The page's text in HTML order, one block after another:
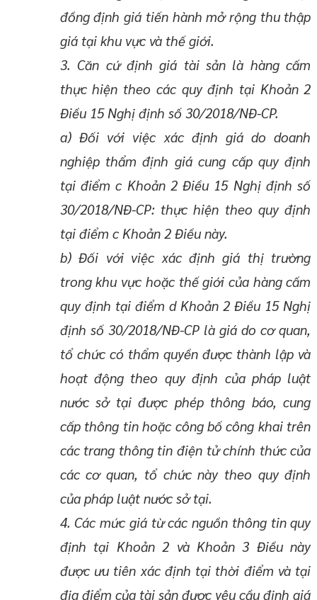
đồng định giá tiến hành mở rộng thu thập
giá tại khu vực và thế giới.
3. Căn cứ định giá tài sản là hàng cấm
thực hiện theo các quy định tại Khoản 2
Điều 15 Nghị định số 30/2018/NĐ-CP.
a) Đối với việc xác định giá do doanh
nghiệp thẩm định giá cung cấp quy định
tại điểm c Khoản 2 Điều 15 Nghị định số
30/2018/NĐ-CP: thực hiện theo quy định
tại điểm c Khoản 2 Điều này.
b) Đối với việc xác định giá thị trường
trong khu vực hoặc thế giới của hàng cấm
quy định tại điểm d Khoản 2 Điều 15 Nghị
định số 30/2018/NĐ-CP là giá do cơ quan,
tổ chức có thẩm quyền được thành lập và
hoạt động theo quy định của pháp luật
nước sở tại được phép thông báo, cung
cấp thông tin hoặc công bố công khai trên
các trang thông tin điện tử chính thức của
các cơ quan, tổ chức này theo quy định
của pháp luật nước sở tại.
4. Các mức giá từ các nguồn thông tin quy
định tại Khoản 2 và Khoản 3 Điều này
được ưu tiên xác định tại thời điểm và tại
địa điểm của tài sản được yêu cầu định giá